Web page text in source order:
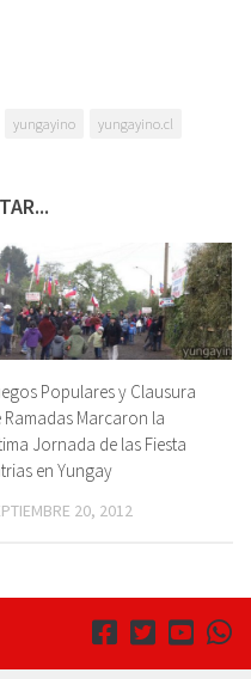
yungayino yungayino.cl
Populares y Clausura
Ramadas Marcaron la
Jornada de las Fiesta
en Yungay
20, 2012